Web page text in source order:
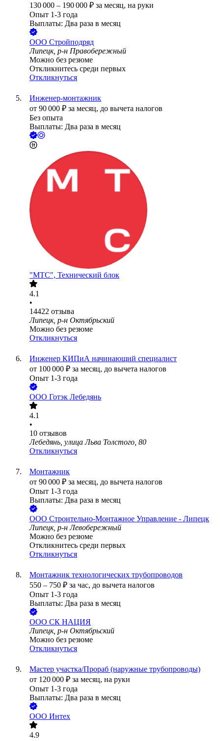
130 000 – 190 000 ₽ за месяц, на руки
Опыт 1-3 года
Выплаты: Два раза в месяц
ООО Стройподряд
Липецк, р-н Правобережный
Можно без резюме
Откликнитесь среди первых
Откликнуться
Инженер-монтажник
от 90 000 ₽ за месяц, до вычета налогов
Без опыта
Выплаты: Два раза в месяц
"МТС", Технический блок
4.1
•
14422 отзыва
Липецк, р-н Октябрьский
Можно без резюме
Откликнуться
Инженер КИПиА начинающий специалист
от 100 000 ₽ за месяц, до вычета налогов
Опыт 1-3 года
ООО Готэк Лебедянь
4.1
•
10 отзывов
Лебедянь, улица Льва Толстого, 80
Откликнуться
Монтажник
от 90 000 ₽ за месяц, до вычета налогов
Опыт 1-3 года
Выплаты: Два раза в месяц
ООО Строительно-Монтажное Управление - Липецк
Липецк, р-н Левобережный
Можно без резюме
Откликнитесь среди первых
Откликнуться
Монтажник технологических трубопроводов
550 – 750 ₽ за час, до вычета налогов
Опыт 1-3 года
Выплаты: Два раза в месяц
ООО СК НАЦИЯ
Липецк, р-н Октябрьский
Можно без резюме
Откликнуться
Мастер участка/Прораб (наружные трубопроводы)
от 120 000 ₽ за месяц, на руки
Опыт 1-3 года
Выплаты: Два раза в месяц
ООО Интех
4.9